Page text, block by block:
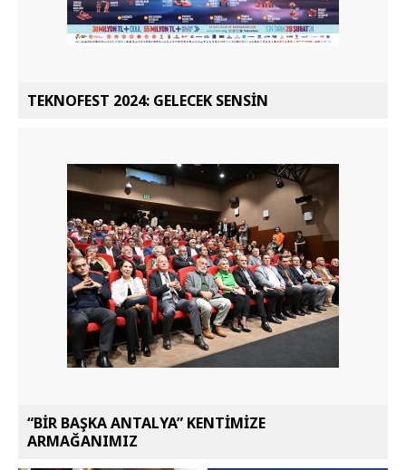
TEKNOFEST 2024: GELECEK SENSİN
“BİR BAŞKA ANTALYA” KENTİMİZE
ARMAĞANIMIZ